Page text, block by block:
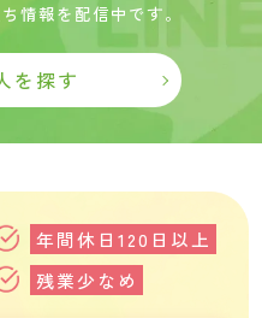
情報を配信中です。
を探す
年間休日120日以上
残業少なめ